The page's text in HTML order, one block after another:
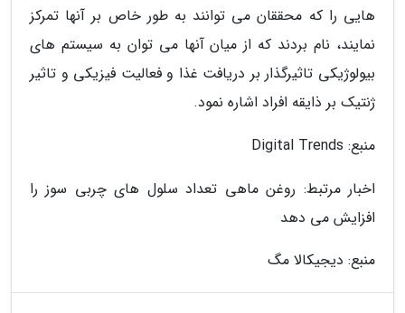
هایی را که محققان می توانند به طور خاص بر آنها تمرکز
نمایند، نام بردند که از میان آنها می توان به سیستم های
بیولوژیکی تاثیرگذار بر دریافت غذا و فعالیت فیزیکی و تاثیر
ژنتیک بر ذایقه افراد اشاره نمود.
منبع: Digital Trends
اخبار مرتبط: روغن ماهی تعداد سلول های چربی سوز را
افزایش می دهد
منبع: دیجیکالا مگ